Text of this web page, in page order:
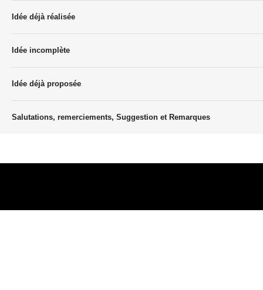
Idée déjà réalisée
Idée incomplète
Idée déjà proposée
Salutations, remerciements, Suggestion et Remarques